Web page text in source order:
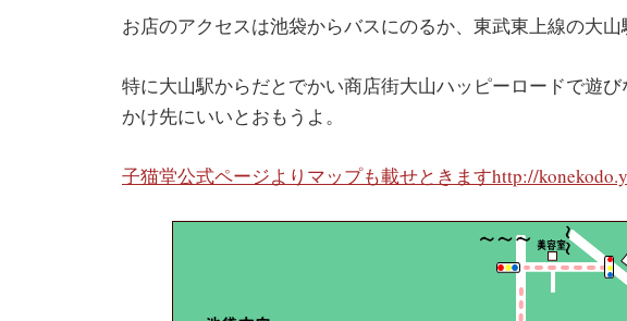
お店のアクセスは池袋からバスにのるか、東武東上線の大山
特に大山駅からだとでかい商店街大山ハッピーロードで遊
かけ先にいいとおもうよ。
子猫堂公式ページよりマップも載せときますhttp://